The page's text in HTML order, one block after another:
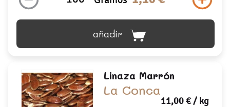
añadir
Linaza Marrón
La Conca
11,00 €/ kg